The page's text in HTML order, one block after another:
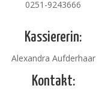
0251-9243666
Kassiererin:
Alexandra Aufderhaar
Kontakt: